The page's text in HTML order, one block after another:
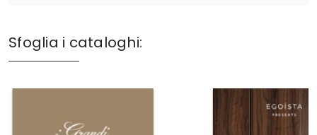
Sfoglia i cataloghi: